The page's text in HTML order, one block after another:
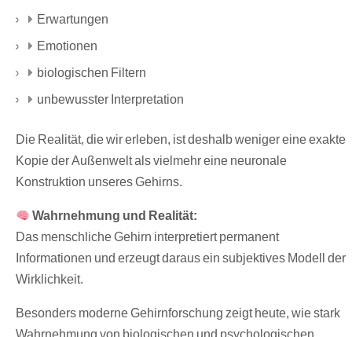
Erwartungen
Emotionen
biologischen Filtern
unbewusster Interpretation
Die Realität, die wir erleben, ist deshalb weniger eine exakte
Kopie der Außenwelt als vielmehr eine neuronale
Konstruktion unseres Gehirns.
Wahrnehmung und Realität:
Das menschliche Gehirn interpretiert permanent
Informationen und erzeugt daraus ein subjektives Modell der
Wirklichkeit.
Besonders moderne Gehirnforschung zeigt heute, wie stark
Wahrnehmung von biologischen und psychologischen